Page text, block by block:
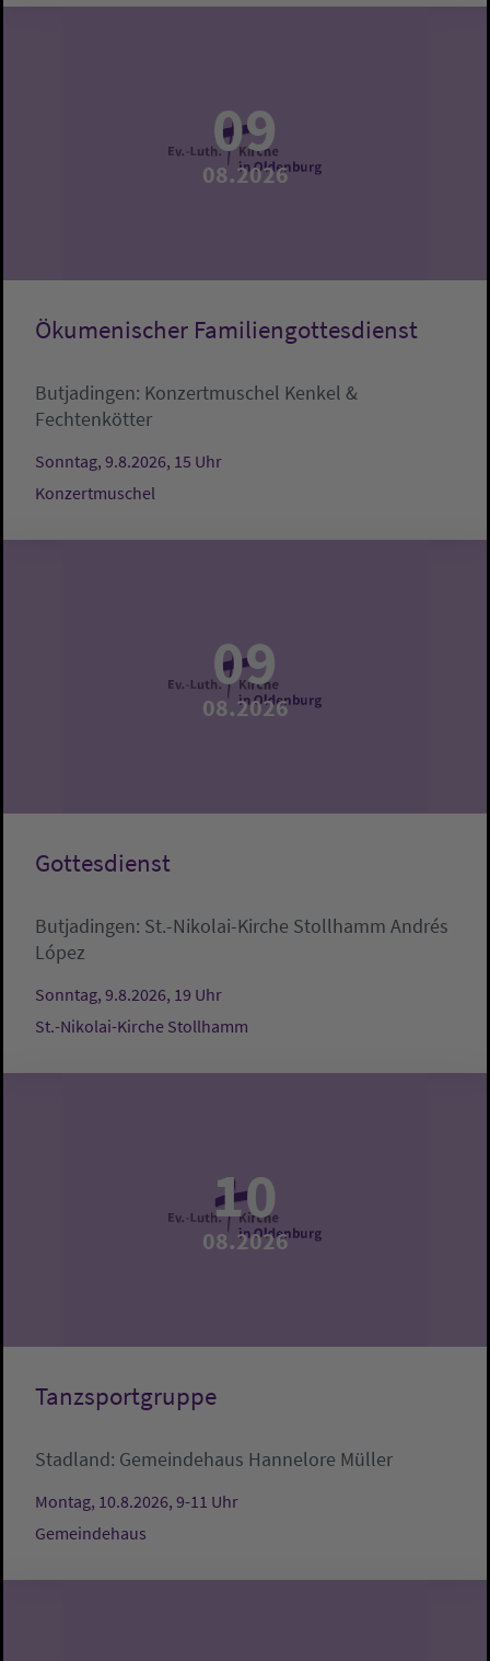
09
08.2026
Ökumenischer Familiengottesdienst
Butjadingen: Konzertmuschel Kenkel &
Fechtenkötter
Sonntag, 9.8.2026, 15 Uhr
Konzertmuschel
09
08.2026
Gottesdienst
Butjadingen: St.-Nikolai-Kirche Stollhamm Andrés
López
Sonntag, 9.8.2026, 19 Uhr
St.-Nikolai-Kirche Stollhamm
10
08.2026
Tanzsportgruppe
Stadland: Gemeindehaus Hannelore Müller
Montag, 10.8.2026, 9-11 Uhr
Gemeindehaus